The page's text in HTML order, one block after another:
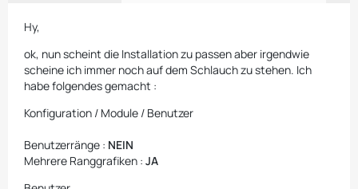
Hy,
ok, nun scheint die Installation zu passen aber irgendwie
scheine ich immer noch auf dem Schlauch zu stehen. Ich
habe folgendes gemacht :
Konfiguration / Module / Benutzer
Benutzerränge : NEIN
Mehrere Ranggrafiken : JA